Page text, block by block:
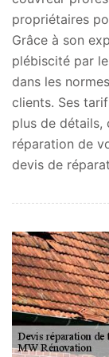
propriétaires
Grâce à son
plébiscité par
dans les
clients. Ses
plus de
réparation de
devis de